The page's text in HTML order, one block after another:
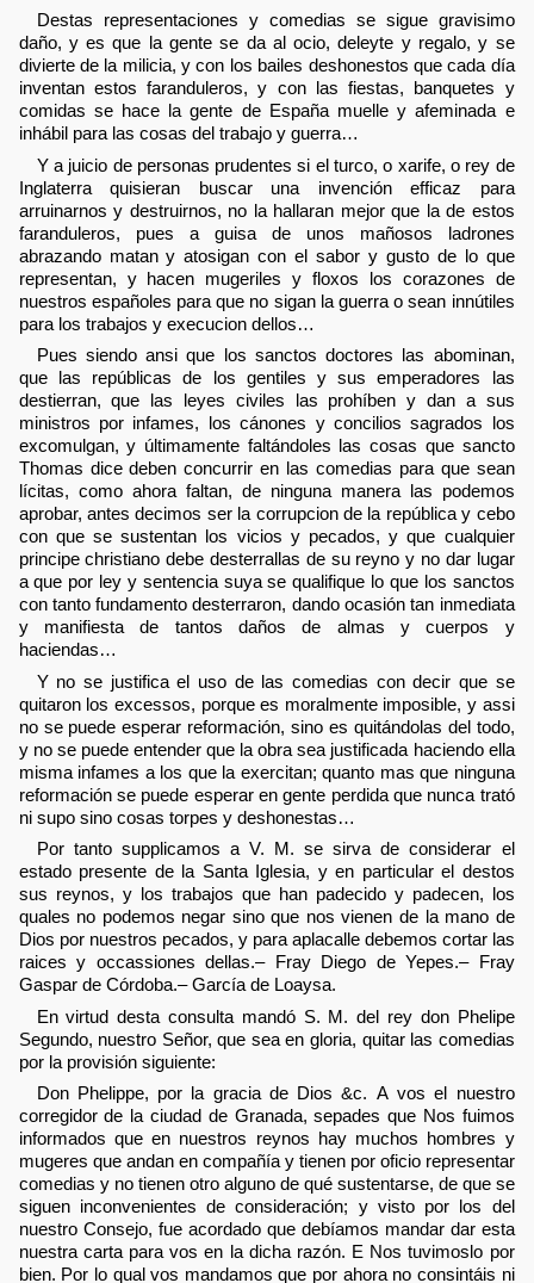
Destas representaciones y comedias se sigue gravisimo
daño, y es que la gente se da al ocio, deleyte y regalo, y se
divierte de la milicia, y con los bailes deshonestos que cada día
inventan estos faranduleros, y con las fiestas, banquetes y
comidas se hace la gente de España muelle y afeminada e
inhábil para las cosas del trabajo y guerra…
Y a juicio de personas prudentes si el turco, o xarife, o rey de
Inglaterra quisieran buscar una invención efficaz para
arruinarnos y destruirnos, no la hallaran mejor que la de estos
faranduleros, pues a guisa de unos mañosos ladrones
abrazando matan y atosigan con el sabor y gusto de lo que
representan, y hacen mugeriles y floxos los corazones de
nuestros españoles para que no sigan la guerra o sean innútiles
para los trabajos y execucion dellos…
Pues siendo ansi que los sanctos doctores las abominan,
que las repúblicas de los gentiles y sus emperadores las
destierran, que las leyes civiles las prohíben y dan a sus
ministros por infames, los cánones y concilios sagrados los
excomulgan, y últimamente faltándoles las cosas que sancto
Thomas dice deben concurrir en las comedias para que sean
lícitas, como ahora faltan, de ninguna manera las podemos
aprobar, antes decimos ser la corrupcion de la república y cebo
con que se sustentan los vicios y pecados, y que cualquier
principe christiano debe desterrallas de su reyno y no dar lugar
a que por ley y sentencia suya se qualifique lo que los sanctos
con tanto fundamento desterraron, dando ocasión tan inmediata
y manifiesta de tantos daños de almas y cuerpos y
haciendas…
Y no se justifica el uso de las comedias con decir que se
quitaron los excessos, porque es moralmente imposible, y assi
no se puede esperar reformación, sino es quitándolas del todo,
y no se puede entender que la obra sea justificada haciendo ella
misma infames a los que la exercitan; quanto mas que ninguna
reformación se puede esperar en gente perdida que nunca trató
ni supo sino cosas torpes y deshonestas…
Por tanto supplicamos a V. M. se sirva de considerar el
estado presente de la Santa Iglesia, y en particular el destos
sus reynos, y los trabajos que han padecido y padecen, los
quales no podemos negar sino que nos vienen de la mano de
Dios por nuestros pecados, y para aplacalle debemos cortar las
raices y occassiones dellas.– Fray Diego de Yepes.– Fray
Gaspar de Córdoba.– García de Loaysa.
En virtud desta consulta mandó S. M. del rey don Phelipe
Segundo, nuestro Señor, que sea en gloria, quitar las comedias
por la provisión siguiente:
Don Phelippe, por la gracia de Dios &c. A vos el nuestro
corregidor de la ciudad de Granada, sepades que Nos fuimos
informados que en nuestros reynos hay muchos hombres y
mugeres que andan en compañía y tienen por oficio representar
comedias y no tienen otro alguno de qué sustentarse, de que se
siguen inconvenientes de consideración; y visto por los del
nuestro Consejo, fue acordado que debíamos mandar dar esta
nuestra carta para vos en la dicha razón. E Nos tuvimoslo por
bien. Por lo qual vos mandamos que por ahora no consintáis ni